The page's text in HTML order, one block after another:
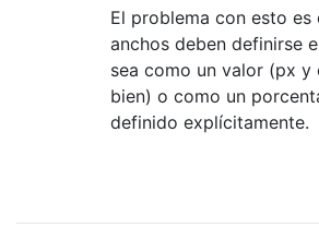
El problema con esto
anchos deben definirse
sea como un valor (px y
bien) o como un
definido explícitamente.